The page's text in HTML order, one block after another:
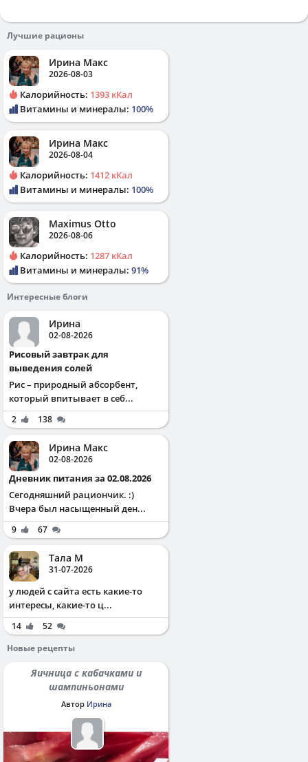
Лучшие рационы
Ирина Макс
2026-08-03
Калорийность: 1393 кКал
Витамины и минералы: 100%
Ирина Макс
2026-08-04
Калорийность: 1412 кКал
Витамины и минералы: 100%
Maximus Otto
2026-08-06
Калорийность: 1287 кКал
Витамины и минералы: 91%
Интересные блоги
Ирина
02-08-2026
Рисовый завтрак для
выведения солей
Рис – природный абсорбент,
который впитывает в себ...
2 138
Ирина Макс
02-08-2026
Дневник питания за 02.08.2026
Сегодняшний рациончик. :)
Вчера был насыщенный ден...
9 67
Тала М
31-07-2026
у людей с сайта есть какие-то
интересы, какие-то ц...
14
52
Новые рецепты
Яичница с кабачками и
шампиньонами
Автор Ирина